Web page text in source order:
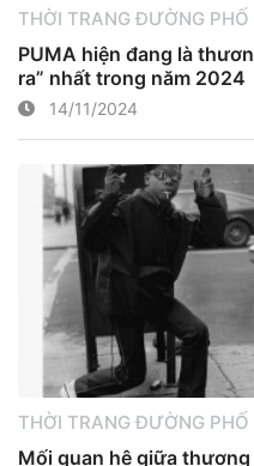
THỜI TRANG ĐƯỜNG PHỐ
PUMA hiện đang là
ra” nhất trong năm 2024
14/11/2024
THỜI TRANG ĐƯỜNG PHỐ
Mối quan hệ giữa